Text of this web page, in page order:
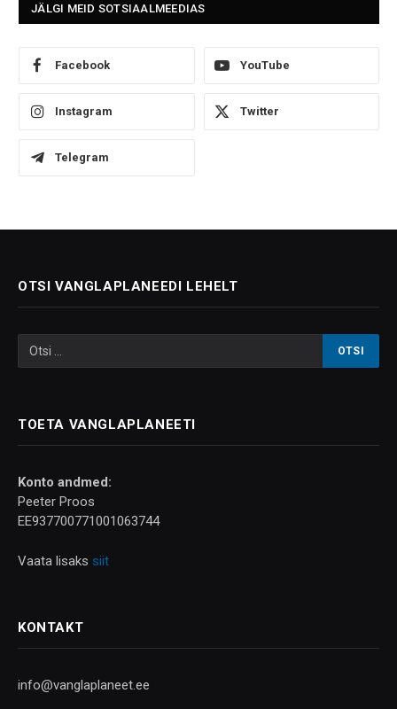
JÄLGI MEID SOTSIAALMEEDIAS
Facebook YouTube
Instagram Twitter
Telegram
OTSI VANGLAPLANEEDI LEHELT
TOETA VANGLAPLANEETI
Konto andmed:
Peeter Proos
EE937700771001063744
Vaata lisaks siit
KONTAKT
info@vanglaplaneet.ee